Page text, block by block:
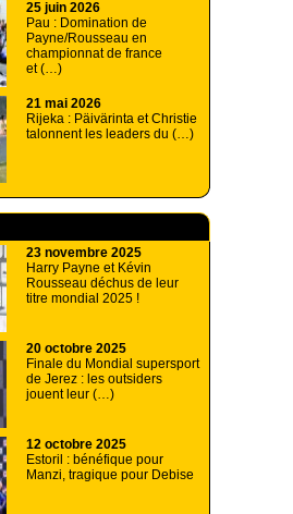
25 juin 2026
Pau : Domination de
Payne/Rousseau en
championnat de france
et (…)
21 mai 2026
Rijeka : Päivärinta et Christie
talonnent les leaders du (…)
23 novembre 2025
Harry Payne et Kévin
Rousseau déchus de leur
titre mondial 2025 !
20 octobre 2025
Finale du Mondial supersport
de Jerez : les outsiders
jouent leur (…)
12 octobre 2025
Estoril : bénéfique pour
Manzi, tragique pour Debise